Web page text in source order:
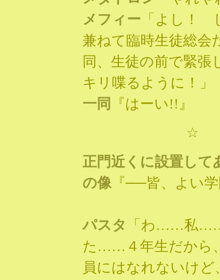
メフィー 「よし！
兼ねて臨時生徒総
同、生徒の前で緊
キリ喋るように！」
一同
『はーい!!』
☆
正門近くに設置して
の像 『──皆、よい
パスタ
「わ……私
た……４年生だから
員にはなれないけ